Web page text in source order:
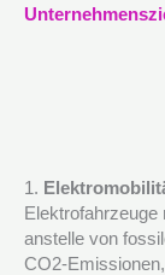
1.
Elektrofahrzeuge
anstelle von
CO2-